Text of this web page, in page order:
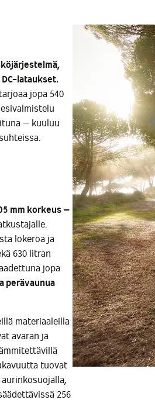
lataukset.
jopa 540
– kuuluu
mm korkeus –
lokeroa ja
630 litran
jopa
perävaunua
materiaaleilla
avaran ja
tuovat
256